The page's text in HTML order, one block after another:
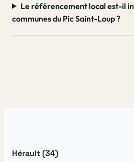
Le référencement local est-il
communes du Pic Saint-Loup ?
Hérault (34)